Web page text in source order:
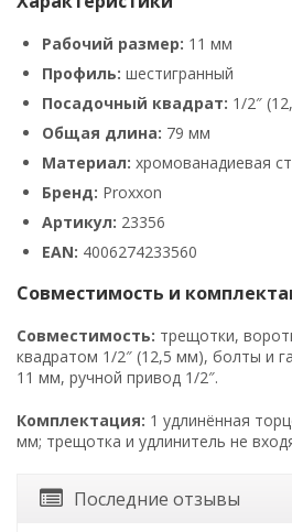
Рабочий размер: 11 мм
Профиль: шестигранный
Посадочный квадрат: 1/2″
Общая длина: 79 мм
Материал: хромованадиевая
Бренд: Proxxon
Артикул: 23356
EAN: 4006274233560
Совместимость и
Совместимость: трещотки,
квадратом 1/2″ (12,5 мм), болты и
11 мм, ручной привод 1/2″.
Комплектация: 1 удлинённая
мм; трещотка и удлинитель не
Последние отзывы